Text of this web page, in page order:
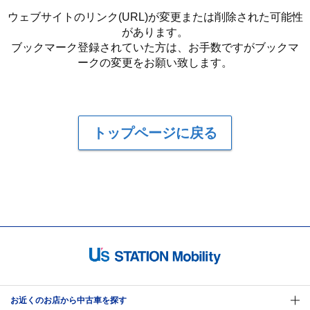
ウェブサイトのリンク(URL)が変更または削除された可能性
があります。
ブックマーク登録されていた方は、お手数ですがブックマ
ークの変更をお願い致します。
トップページに戻る
お近くのお店から中古車を探す